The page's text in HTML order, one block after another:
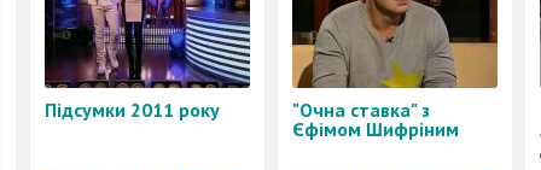
Підсумки 2011 року
"Очна ставка" з
Єфімом Шифріним